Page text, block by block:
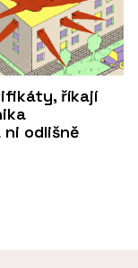
říkají
ni odlišně